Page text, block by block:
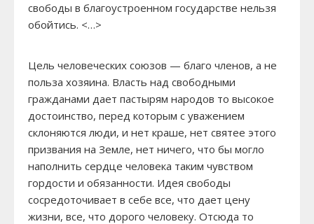
свободы в благоустроенном государстве нельзя
обойтись. <…>
Цель человеческих союзов — благо членов, а не
польза хозяина. Власть над свободными
гражданами дает пастырям народов то высокое
достоинство, перед которым с уважением
склоняются люди, и нет краше, нет святее этого
призвания на Земле, нет ничего, что бы могло
наполнить сердце человека таким чувством
гордости и обязанности. Идея свободы
сосредоточивает в себе все, что дает цену
жизни, все, что дорого человеку. Отсюда то